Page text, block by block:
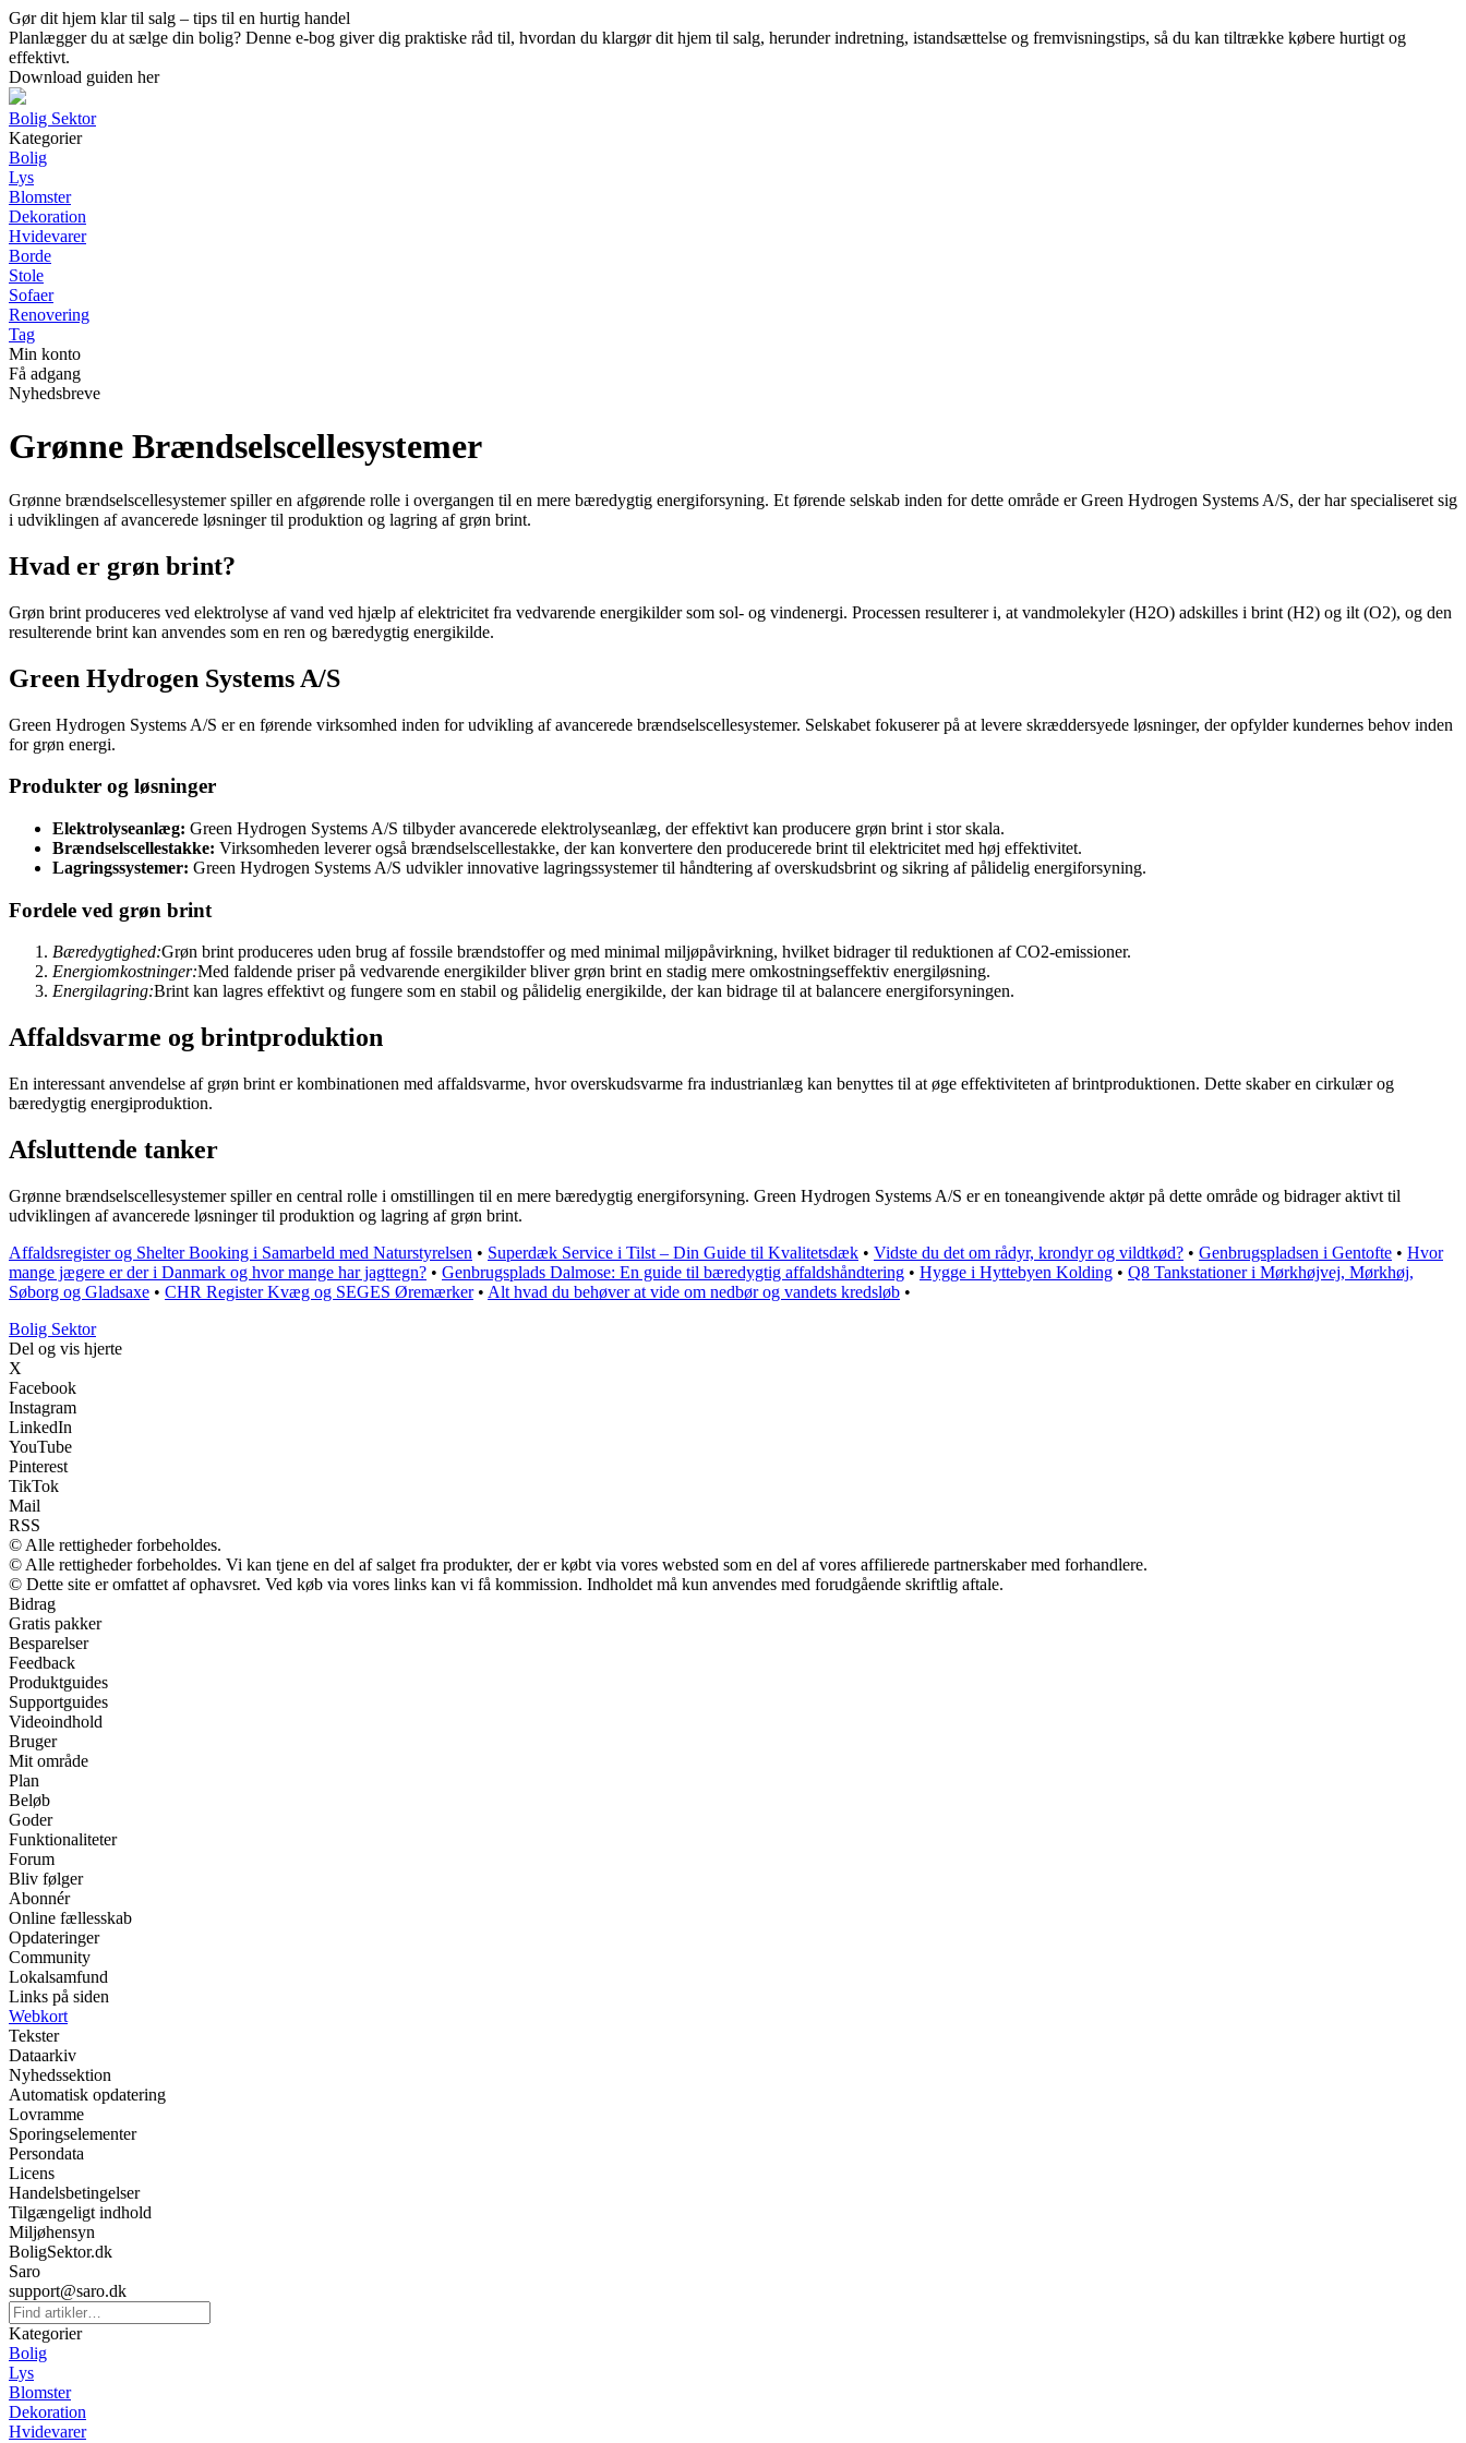
Gør dit hjem klar til salg – tips til en hurtig handel
Planlægger du at sælge din bolig? Denne e-bog giver dig praktiske råd til, hvordan du klargør dit hjem til salg, herunder indretning, istandsættelse og fremvisningstips, så du kan tiltrække købere hurtigt og
effektivt.
Download guiden her
Bolig Sektor
Kategorier
Bolig
Lys
Blomster
Dekoration
Hvidevarer
Borde
Stole
Sofaer
Renovering
Tag
Min konto
Få adgang
Nyhedsbreve
Grønne Brændselscellesystemer
Grønne brændselscellesystemer spiller en afgørende rolle i overgangen til en mere bæredygtig energiforsyning. Et førende selskab inden for dette område er Green Hydrogen Systems A/S, der har specialiseret sig
i udviklingen af avancerede løsninger til produktion og lagring af grøn brint.
Hvad er grøn brint?
Grøn brint produceres ved elektrolyse af vand ved hjælp af elektricitet fra vedvarende energikilder som sol- og vindenergi. Processen resulterer i, at vandmolekyler (H2O) adskilles i brint (H2) og ilt (O2), og den
resulterende brint kan anvendes som en ren og bæredygtig energikilde.
Green Hydrogen Systems A/S
Green Hydrogen Systems A/S er en førende virksomhed inden for udvikling af avancerede brændselscellesystemer. Selskabet fokuserer på at levere skræddersyede løsninger, der opfylder kundernes behov inden
for grøn energi.
Produkter og løsninger
Elektrolyseanlæg: Green Hydrogen Systems A/S tilbyder avancerede elektrolyseanlæg, der effektivt kan producere grøn brint i stor skala.
Brændselscellestakke: Virksomheden leverer også brændselscellestakke, der kan konvertere den producerede brint til elektricitet med høj effektivitet.
Lagringssystemer: Green Hydrogen Systems A/S udvikler innovative lagringssystemer til håndtering af overskudsbrint og sikring af pålidelig energiforsyning.
Fordele ved grøn brint
Bæredygtighed:Grøn brint produceres uden brug af fossile brændstoffer og med minimal miljøpåvirkning, hvilket bidrager til reduktionen af CO2-emissioner.
Energiomkostninger:Med faldende priser på vedvarende energikilder bliver grøn brint en stadig mere omkostningseffektiv energiløsning.
Energilagring:Brint kan lagres effektivt og fungere som en stabil og pålidelig energikilde, der kan bidrage til at balancere energiforsyningen.
Affaldsvarme og brintproduktion
En interessant anvendelse af grøn brint er kombinationen med affaldsvarme, hvor overskudsvarme fra industrianlæg kan benyttes til at øge effektiviteten af brintproduktionen. Dette skaber en cirkulær og
bæredygtig energiproduktion.
Afsluttende tanker
Grønne brændselscellesystemer spiller en central rolle i omstillingen til en mere bæredygtig energiforsyning. Green Hydrogen Systems A/S er en toneangivende aktør på dette område og bidrager aktivt til
udviklingen af avancerede løsninger til produktion og lagring af grøn brint.
Affaldsregister og Shelter Booking i Samarbeld med Naturstyrelsen • Superdæk Service i Tilst – Din Guide til Kvalitetsdæk • Vidste du det om rådyr, krondyr og vildtkød? • Genbrugspladsen i Gentofte • Hvor
mange jægere er der i Danmark og hvor mange har jagttegn? • Genbrugsplads Dalmose: En guide til bæredygtig affaldshåndtering • Hygge i Hyttebyen Kolding • Q8 Tankstationer i Mørkhøjvej, Mørkhøj,
Søborg og Gladsaxe • CHR Register Kvæg og SEGES Øremærker• Alt hvad du behøver at vide om nedbør og vandets kredsløb •
Bolig Sektor
Del og vis hjerte
X
Facebook
Instagram
LinkedIn
YouTube
Pinterest
TikTok
Mail
RSS
© Alle rettigheder forbeholdes.
© Alle rettigheder forbeholdes. Vi kan tjene en del af salget fra produkter, der er købt via vores websted som en del af vores affilierede partnerskaber med forhandlere.
© Dette site er omfattet af ophavsret. Ved køb via vores links kan vi få kommission. Indholdet må kun anvendes med forudgående skriftlig aftale.
Bidrag
Gratis pakker
Besparelser
Feedback
Produktguides
Supportguides
Videoindhold
Bruger
Mit område
Plan
Beløb
Goder
Funktionaliteter
Forum
Bliv følger
Abonnér
Online fællesskab
Opdateringer
Community
Lokalsamfund
Links på siden
Webkort
Tekster
Dataarkiv
Nyhedssektion
Automatisk opdatering
Lovramme
Sporingselementer
Persondata
Licens
Handelsbetingelser
Tilgængeligt indhold
Miljøhensyn
BoligSektor.dk
Saro
support@saro.dk
Kategorier
Bolig
Lys
Blomster
Dekoration
Hvidevarer